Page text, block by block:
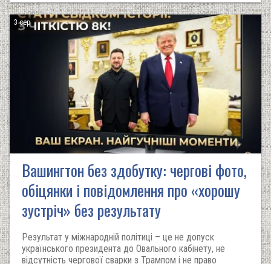
3 сер
Вашингтон без здобутку: чергові фото,
обіцянки і повідомлення про «хорошу
зустріч» без результату
Результат у міжнародній політиці – це не допуск
українського президента до Овального кабінету, не
відсутність чергової сварки з Трампом і не право